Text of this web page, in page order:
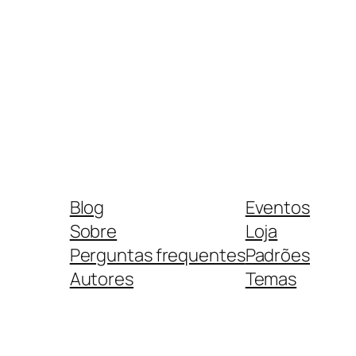
Blog
Sobre
Perguntas frequentes
Autores
Eventos
Loja
Padrões
Temas